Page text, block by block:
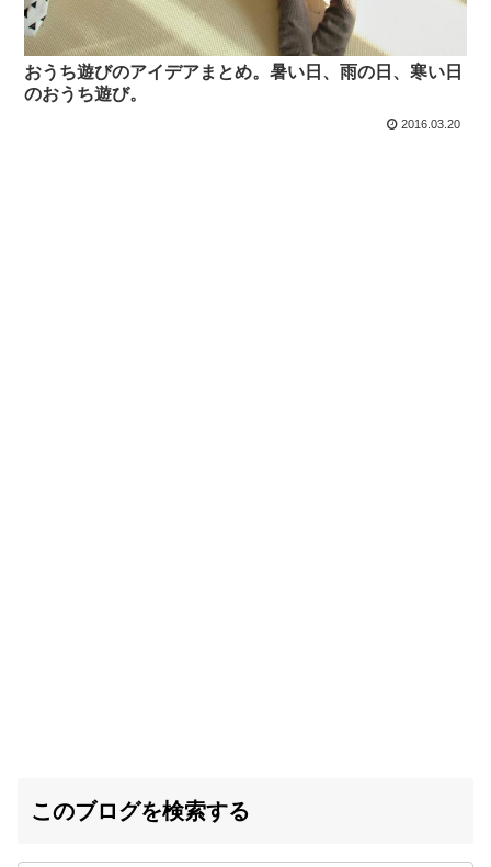
おうち遊びのアイデアまとめ。暑い日、雨の日、寒い日
のおうち遊び。
2016.03.20
このブログを検索する